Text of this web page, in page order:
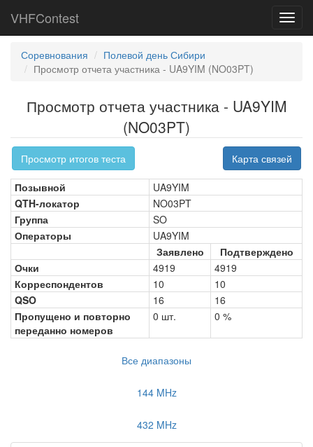
VHFContest
Соревнования
Полевой день Сибири
Просмотр отчета участника - UA9YIM (NO03PT)
Просмотр отчета участника - UA9YIM
(NO03PT)
Просмотр итогов теста Карта связей
Позывной
UA9YIM
QTH-локатор
NO03PT
Группа
SO
Операторы
UA9YIM
Заявлено
Подтверждено
Очки
4919
4919
Корреспондентов
10
10
QSO
16
16
Пропущено и повторно
переданно номеров
0 шт. 0 %
Все диапазоны
144 MHz
432 MHz